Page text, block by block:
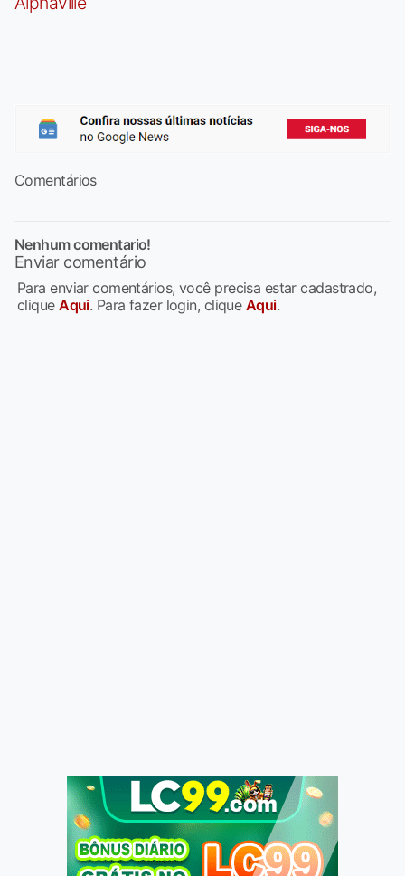
Comentários
Nenhum comentario!
Enviar comentário
Para enviar comentários, você precisa estar cadastrado,
cliqueAqui. Para fazer login, clique Aqui.